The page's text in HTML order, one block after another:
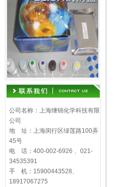
公司名称：上海继锦化学科技有限
公司
地 址：上海闵行区绿莲路100弄
45号
电 话：400-002-6926 、021-
34535391
手 机：15900443528、
18917067275